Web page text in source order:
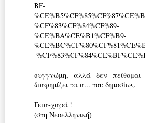
BF-
%CF%83%CF%84%CF%89-
%CE%BA%CE%B1%CE%B9-
-
συγγνώμη, αλλά δεν
διαφημίζει τα α... του δημοσίως.
Γεια-χαρά !
(στη Νεοελληνική)